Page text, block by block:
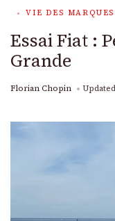
VIE DES MARQUES
Essai Fiat :
Grande
Florian Chopin